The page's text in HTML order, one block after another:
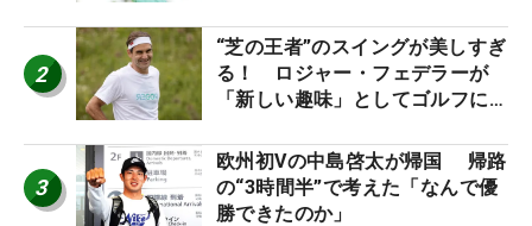
2
“芝の王者”のスイングが美しすぎ
る！ ロジャー・フェデラーが
「新しい趣味」としてゴルフに挑
3
欧州初Vの中島啓太が帰国 帰路
の“3時間半”で考えた「なんで優
勝できたのか」